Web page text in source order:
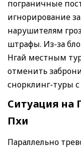
пограничные
игнорирование
нарушителям
штрафы. Из-за
Нгай местным
отменить
снорклинг-туры
Ситуация на
Пхи
Параллельно